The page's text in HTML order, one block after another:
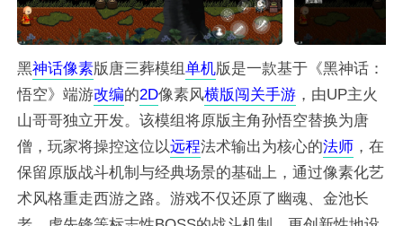
黑神话像素版唐三葬模组单机版是一款基于《黑神话：
悟空》端游改编的2D像素风横版闯关手游，由UP主火
山哥哥独立开发。该模组将原版主角孙悟空替换为唐
僧，玩家将操控这位以远程法术输出为核心的法师，在
保留原版战斗机制与经典场景的基础上，通过像素化艺
术风格重走西游之路。游戏不仅还原了幽魂、金池长